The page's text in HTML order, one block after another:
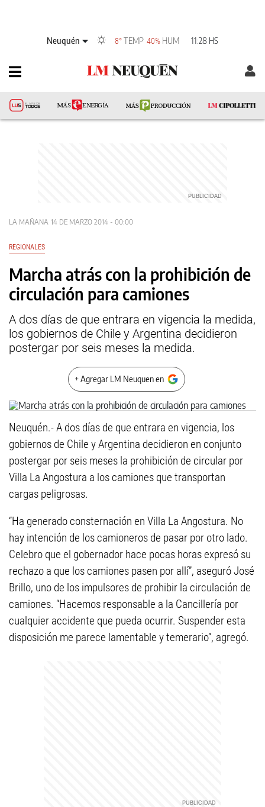
Neuquén 8°TEMP 40% HUM 11:28 HS
LA MAÑANA 14 DE MARZO 2014 - 00:00
REGIONALES
Marcha atrás con la prohibición de
circulación para camiones
A dos días de que entrara en vigencia la medida,
los gobiernos de Chile y Argentina decidieron
postergar por seis meses la medida.
+ Agregar LM Neuquen en
Neuquén.- A dos días de que entrara en vigencia, los
gobiernos de Chile y Argentina decidieron en conjunto
postergar por seis meses la prohibición de circular por
Villa La Angostura a los camiones que transportan
cargas peligrosas.
“Ha generado consternación en Villa La Angostura. No
hay intención de los camioneros de pasar por otro lado.
Celebro que el gobernador hace pocas horas expresó su
rechazo a que los camiones pasen por allí”, aseguró José
Brillo, uno de los impulsores de prohibir la circulación de
camiones. “Hacemos responsable a la Cancillería por
cualquier accidente que pueda ocurrir. Suspender esta
disposición me parece lamentable y temerario”, agregó.